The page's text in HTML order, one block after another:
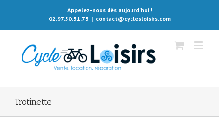
Appelez-nous dès aujourd'hui !
02.97.50.31.73 | contact@cyclesloisirs.com
Trotinette